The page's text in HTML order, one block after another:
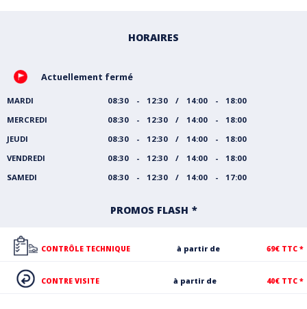
HORAIRES
Actuellement fermé
MARDI
08:30 - 12:30 / 14:00 - 18:00
MERCREDI
08:30 - 12:30 / 14:00 - 18:00
JEUDI
08:30 - 12:30 / 14:00 - 18:00
VENDREDI
08:30 - 12:30 / 14:00 - 18:00
SAMEDI
08:30 - 12:30 / 14:00 - 17:00
PROMOS FLASH
CONTRÔLE TECHNIQUE à partir de 69€ TTC *
CONTRE VISITE à partir de 40€ TTC *